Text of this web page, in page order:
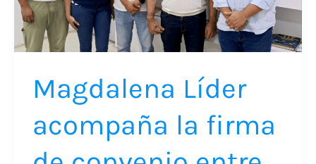
Magdalena Líder
acompaña la firma
convenio
entre
y
la
UNAD